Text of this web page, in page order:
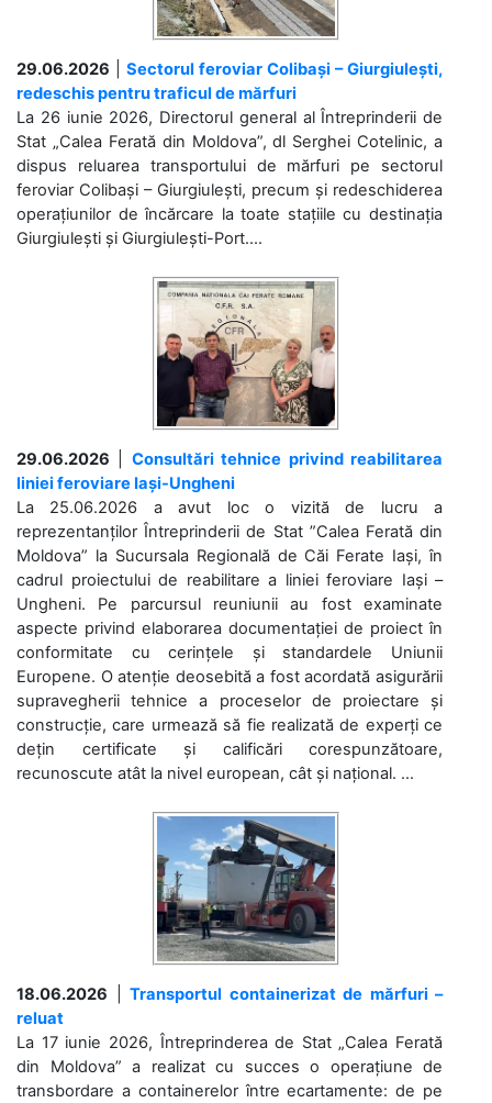
29.06.2026
Sectorul feroviar Colibași – Giurgiulești,
redeschis pentru traficul de mărfuri
La 26 iunie 2026, Directorul general al Întreprinderii de
Stat „Calea Ferată din Moldova”, dl Serghei Cotelinic, a
dispus reluarea transportului de mărfuri pe sectorul
feroviar Colibași – Giurgiulești, precum și redeschiderea
operațiunilor de încărcare la toate stațiile cu destinația
Giurgiulești și Giurgiulești-Port....
29.06.2026
Consultări tehnice privind reabilitarea
liniei feroviare Iași-Ungheni
La 25.06.2026 a avut loc o vizită de lucru a
reprezentanților Întreprinderii de Stat ”Calea Ferată din
Moldova” la Sucursala Regională de Căi Ferate Iași, în
cadrul proiectului de reabilitare a liniei feroviare Iași –
Ungheni. Pe parcursul reuniunii au fost examinate
aspecte privind elaborarea documentației de proiect în
conformitate cu cerințele și standardele Uniunii
Europene. O atenție deosebită a fost acordată asigurării
supravegherii tehnice a proceselor de proiectare și
construcție, care urmează să fie realizată de experți ce
dețin certificate și calificări corespunzătoare,
recunoscute atât la nivel european, cât și național. ...
18.06.2026
Transportul containerizat de mărfuri –
reluat
La 17 iunie 2026, Întreprinderea de Stat „Calea Ferată
din Moldova” a realizat cu succes o operațiune de
transbordare a containerelor între ecartamente: de pe